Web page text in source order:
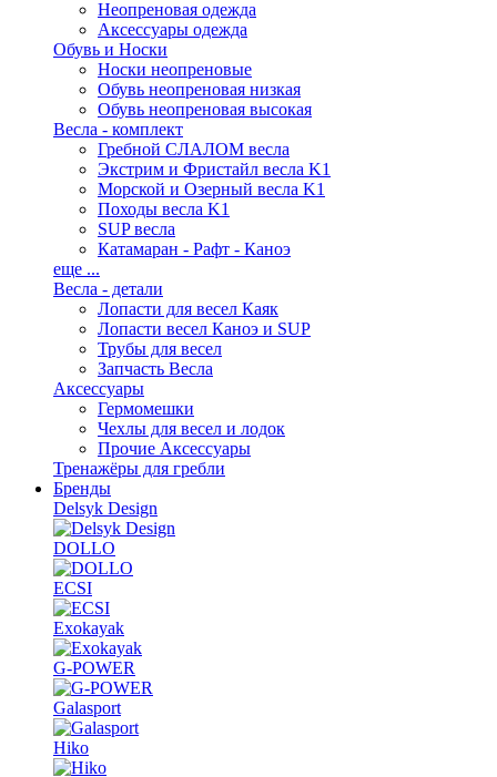
Неопреновая одежда
Аксессуары одежда
Обувь и Носки
Носки неопреновые
Обувь неопреновая низкая
Обувь неопреновая высокая
Весла - комплект
Гребной СЛАЛОМ весла
Экстрим и Фристайл весла K1
Морской и Озерный весла K1
Походы весла K1
SUP весла
Катамаран - Рафт - Каноэ
еще ...
Весла - детали
Лопасти для весел Каяк
Лопасти весел Каноэ и SUP
Трубы для весел
Запчасть Весла
Аксессуары
Гермомешки
Чехлы для весел и лодок
Прочие Аксессуары
Тренажёры для гребли
Бренды
Delsyk Design
DOLLO
ECSI
Exokayak
G-POWER
Galasport
Hiko